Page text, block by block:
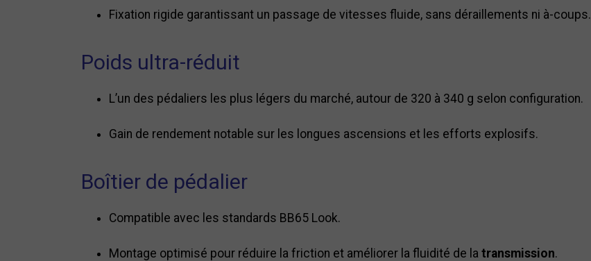
Fixation rigide garantissant un passage de vitesses fluide, sans déraillements ni à-coups.
Poids ultra-réduit
L’un des pédaliers les plus légers du marché, autour de 320 à 340 g selon configuration.
Gain de rendement notable sur les longues ascensions et les efforts explosifs.
Boîtier de pédalier
Compatible avec les standards BB65 Look.
Montage optimisé pour réduire la friction et améliorer la fluidité de la transmission.